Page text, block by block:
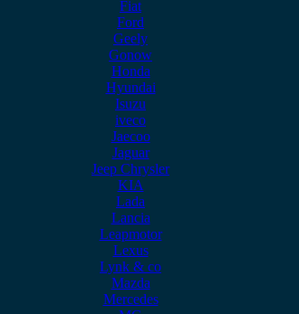
Fiat
Ford
Geely
Gonow
Honda
Hyundai
Isuzu
iveco
Jaecoo
Jaguar
Jeep Chrysler
KIA
Lada
Lancia
Leapmotor
Lexus
Lynk & co
Mazda
Mercedes